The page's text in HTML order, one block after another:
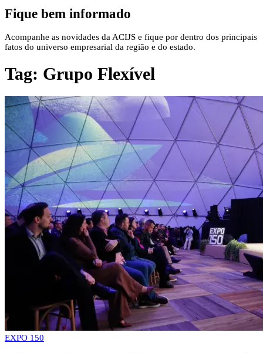
Fique bem informado
Acompanhe as novidades da ACIJS e fique por dentro dos principais
fatos do universo empresarial da região e do estado.
Tag: Grupo Flexível
EXPO 150